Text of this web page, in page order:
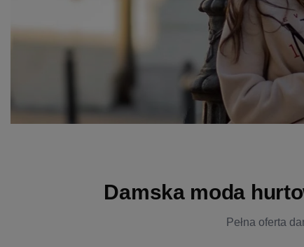
Damska moda
Pełna oferta